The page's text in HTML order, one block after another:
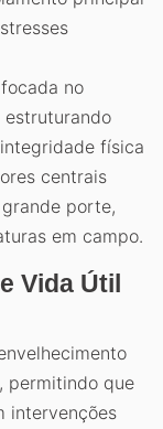
no
estruturando
física
centrais
porte,
em campo.
Vida Útil
permitindo que
intervenções